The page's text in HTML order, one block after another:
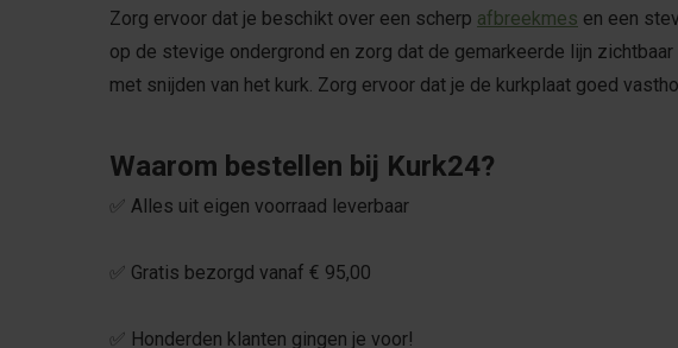
Zorg ervoor dat je beschikt over een scherp afbreekmes en een
op de stevige ondergrond en zorg dat de gemarkeerde lijn
met snijden van het kurk. Zorg ervoor dat je de kurkplaat goed
Waarom bestellen bij Kurk24?
✅ Alles uit eigen voorraad leverbaar
✅ Gratis bezorgd vanaf € 95,00
✅ Honderden klanten gingen je voor!